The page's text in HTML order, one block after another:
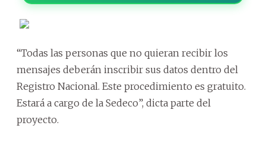
“Todas las personas que no quieran recibir los
mensajes deberán inscribir sus datos dentro del
Registro Nacional. Este procedimiento es gratuito.
Estará a cargo de la Sedeco”, dicta parte del
proyecto.